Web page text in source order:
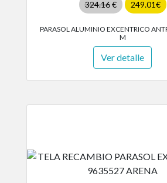
324.16€ 249.01€
PARASOL ALUMINIO EXCENTRICO
M
Ver detalle